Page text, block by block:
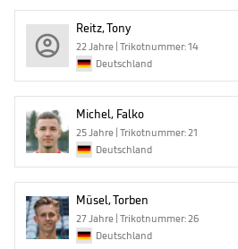
Reitz, Tony
22 Jahre | Trikotnummer: 14
Deutschland
Michel, Falko
25 Jahre | Trikotnummer: 21
Deutschland
Müsel, Torben
27 Jahre | Trikotnummer: 26
Deutschland